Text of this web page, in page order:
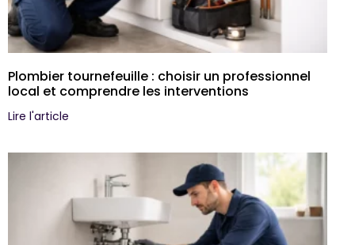
Plombier tournefeuille : choisir un professionnel
local et comprendre les interventions
Lire l'article